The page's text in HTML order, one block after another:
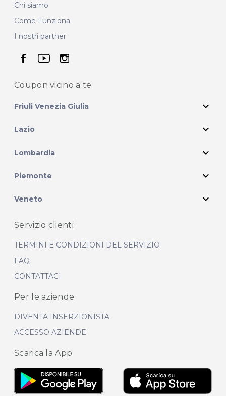
Chi siamo
Come Funziona
I nostri partner
seguici su facebook
seguici su youtube
seguici su instagram
Coupon vicino a te
Friuli Venezia Giulia expand_more
Lazio expand_more
Lombardia expand_more
Piemonte expand_more
Veneto expand_more
Servizio clienti
TERMINI E CONDIZIONI DEL SERVIZIO
FAQ
CONTATTACI
Per le aziende
DIVENTA INSERZIONISTA
ACCESSO AZIENDE
Scarica la App